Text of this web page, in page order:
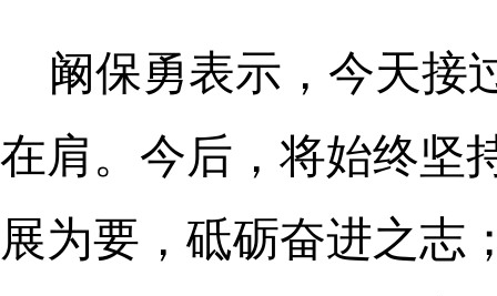
阚保勇表示，今天接
在肩。今后，将始终坚
展为要，砥砺奋进之志